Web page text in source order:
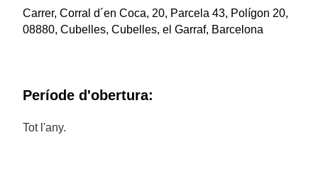
Carrer, Corral d´en Coca, 20, Parcela 43, Polígon 20,
08880, Cubelles, Cubelles, el Garraf, Barcelona
Període d'obertura:
Tot l'any.